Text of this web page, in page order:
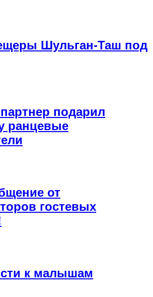
Шульган-Таш под
подарил
ранцевые
от
гостевых
к малышам